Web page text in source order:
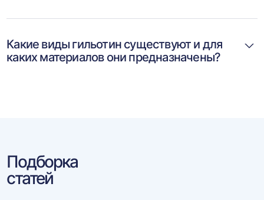
Какие виды гильотин существуют и для
каких материалов они предназначены?
Подборка
статей